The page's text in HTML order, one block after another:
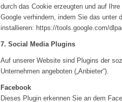
durch das Cookie erzeugten und auf
Google verhindern, indem Sie das unter
installieren: https://tools.google.com/
7. Social Media Plugins
Auf unserer Website sind Plugins der
Unternehmen angeboten („Anbieter“).
Facebook
Dieses Plugin erkennen Sie an dem